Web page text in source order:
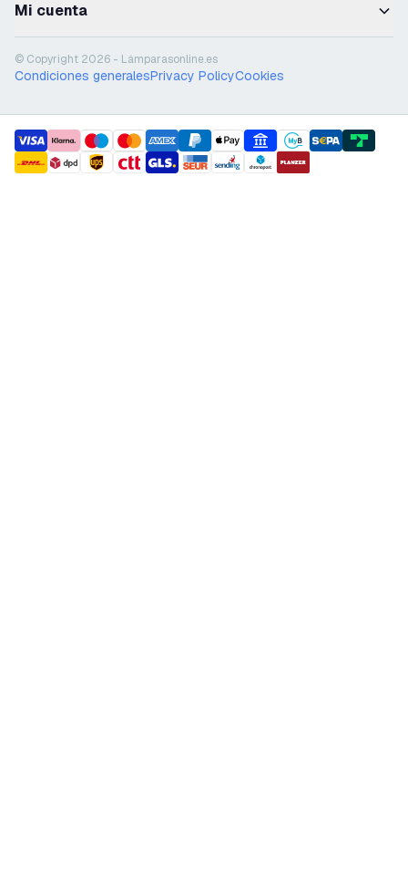
Mi cuenta
© Copyright 2026 - Lámparasonline.es
Condiciones generalesPrivacy PolicyCookies
payment methods
shipment methods